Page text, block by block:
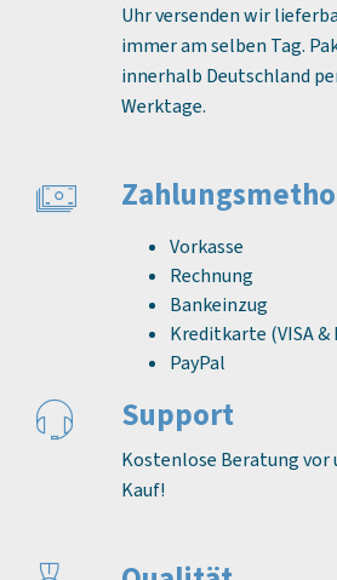
Uhr versenden wir
immer am selben Tag.
innerhalb Deutschland
Werktage.
Vorkasse
Rechnung
Bankeinzug
Kreditkarte (VISA &
PayPal
Support
Kostenlose Beratung vor
Kauf!